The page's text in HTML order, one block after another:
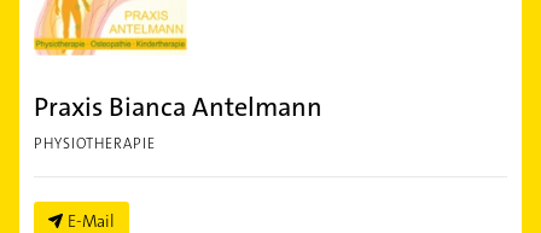
Praxis Bianca Antelmann
PHYSIOTHERAPIE
E-Mail